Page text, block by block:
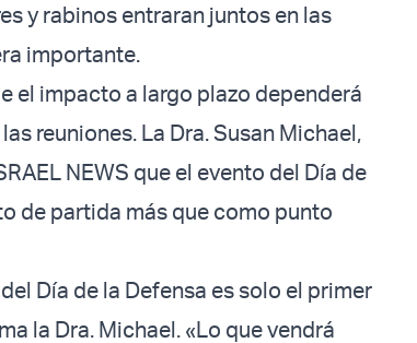
y rabinos entraran juntos en las
importante.
el impacto a largo plazo dependerá
reuniones. La Dra. Susan Michael,
NEWS que el evento del Día de
de partida más que como punto
Día de la Defensa es solo el primer
la Dra. Michael. «Lo que vendrá